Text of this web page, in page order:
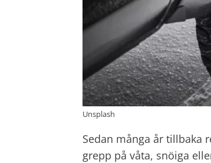
Unsplash
Sedan många år tillbaka
grepp på våta, snöiga